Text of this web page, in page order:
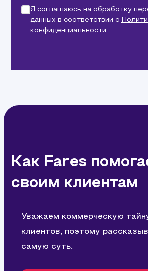
Я соглашаюсь на обработку
данных в соответствии с
конфиденциальности
Как Fares
своим клиентам
Уважаем коммерческую
клиентов, поэтому
самую суть.